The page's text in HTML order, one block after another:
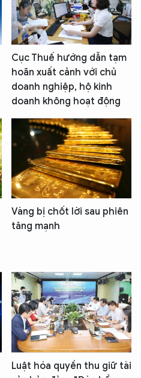
Cục Thuế hướng dẫn tạm
hoãn xuất cảnh với chủ
doanh nghiệp, hộ kinh
doanh không hoạt động
Vàng bị chốt lời sau phiên
tăng mạnh
Luật hóa quyền thu giữ tài